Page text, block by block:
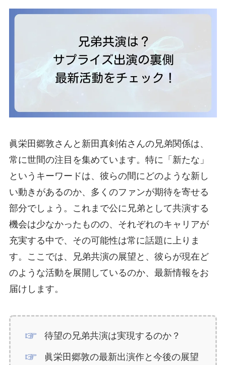
眞栄田郷敦さんと新田真剣佑さんの兄弟関係は、
常に世間の注目を集めています。特に「新たな」
というキーワードは、彼らの間にどのような新し
い動きがあるのか、多くのファンが期待を寄せる
部分でしょう。これまで公に兄弟として共演する
機会は少なかったものの、それぞれのキャリアが
充実する中で、その可能性は常に話題に上りま
す。ここでは、兄弟共演の展望と、彼らが現在ど
のような活動を展開しているのか、最新情報をお
届けします。
待望の兄弟共演は実現するのか？
眞栄田郷敦の最新出演作と今後の展望